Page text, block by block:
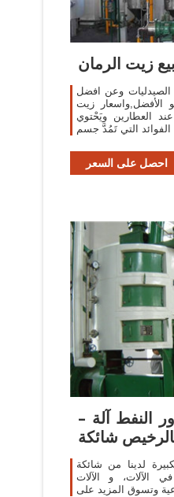
زيت الرمان
وعن افضل
الأفضل,واسعار زيت
العطارين ويَحْتوي
الفوائد التي تَمُدَّ جسم
احصل على السعر
النفط آلة –
شائكة
لدينا من شائكة
الآلات، و الآلات